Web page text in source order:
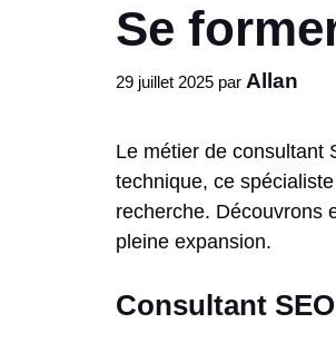
Se
29 juillet 2025 par Allan
Le métier de consultant
technique, ce
recherche. Découvrons
pleine expansion.
Consultant